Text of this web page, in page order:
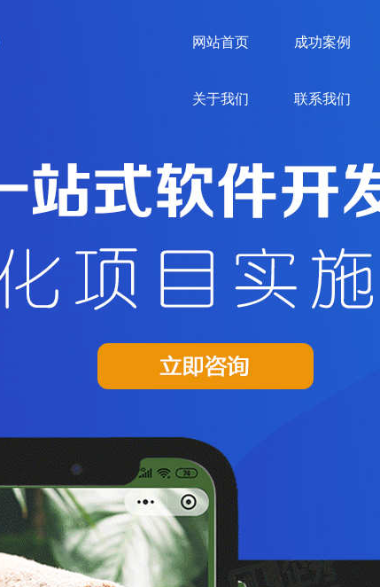
网站首页 成功案例
关于我们 联系我们